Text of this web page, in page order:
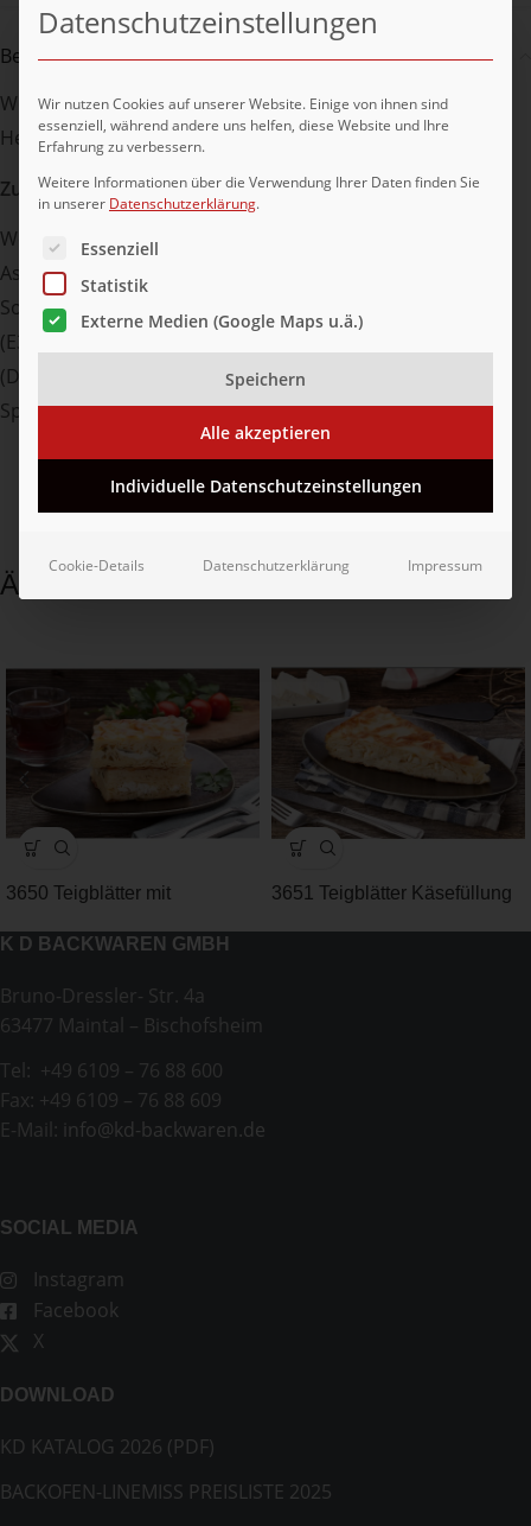
Beschreibung
Weizengebäck mit Sesam dekoriert,, tiefgefroren Türkei
Hergestellt
Zutaten:
Weizenmehl (Alpha-Amylase, Mehlbehandlungsmittel,
Ascorbinsäure), Wasser, Sesam, Salz, Hefe, Zucker,
Sonnenblumenöl [Sonnenblumen, Antioxidationsmittel
(E321)], E900, Traubenmelasse, Emulgator
(Diacetylweinsäureester von Mono- und Diglyceriden von
Speisefettsäuren*), Verdickungsmittel (Guarkernmehl).
Ähnliche Produkte
3650 Teigblätter mit
3651 Teigblätter Käsefüllung
K D BACKWAREN GMBH
Bruno-Dressler- Str. 4a
63477 Maintal – Bischofsheim
Tel: +49 6109 – 76 88 600
Fax: +49 6109 – 76 88 609
E-Mail: info@kd-backwaren.de
SOCIAL MEDIA
Instagram
Facebook
X
DOWNLOAD
KD KATALOG 2026 (PDF)
BACKOFEN-LINEMISS PREISLISTE 2025
Datenschutzeinstellungen
Wir nutzen Cookies auf unserer Website. Einige von ihnen sind
essenziell, während andere uns helfen, diese Website und Ihre
Erfahrung zu verbessern.
Weitere Informationen über die Verwendung Ihrer Daten finden Sie
in unserer Datenschutzerklärung.
Es folgt eine Liste der Service-Gruppen, für die eine
Essenziell
Statistik
Externe Medien (Google Maps u.ä.)
Speichern
Alle akzeptieren
Individuelle Datenschutzeinstellungen
Cookie-Details Datenschutzerklärung Impressum